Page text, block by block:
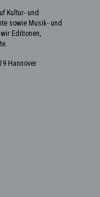
Kultur- und
sowie Musik- und
Editionen,
Hannover